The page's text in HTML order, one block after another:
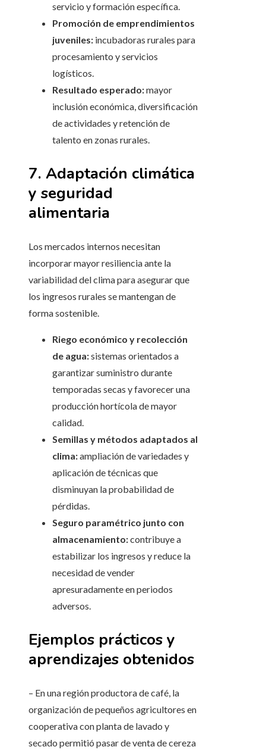
servicio y formación específica.
Promoción de emprendimientos
juveniles: incubadoras rurales para
procesamiento y servicios
logísticos.
Resultado esperado:mayor
inclusión económica, diversificación
de actividades y retención de
talento en zonas rurales.
7. Adaptación climática
y seguridad
alimentaria
Los mercados internos necesitan
incorporar mayor resiliencia ante la
variabilidad del clima para asegurar que
los ingresos rurales se mantengan de
forma sostenible.
Riego económico y recolección
de agua:sistemas orientados a
garantizar suministro durante
temporadas secas y favorecer una
producción hortícola de mayor
calidad.
Semillas y métodos adaptados al
clima:ampliación de variedades y
aplicación de técnicas que
disminuyan la probabilidad de
pérdidas.
Seguro paramétrico junto con
almacenamiento:contribuye a
estabilizar los ingresos y reduce la
necesidad de vender
apresuradamente en periodos
adversos.
Ejemplos prácticos y
aprendizajes obtenidos
– En una región productora de café, la
organización de pequeños agricultores en
cooperativa con planta de lavado y
secado permitió pasar de venta de cereza